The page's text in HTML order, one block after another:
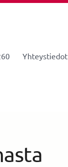
Yhteystiedot